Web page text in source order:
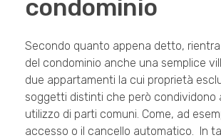
condominio
Secondo quanto appena detto, rientra
del condominio anche una semplice
due appartamenti la cui proprietà
soggetti distinti che però condividono
utilizzo di parti comuni. Come, ad
accesso o il cancello automatico. In